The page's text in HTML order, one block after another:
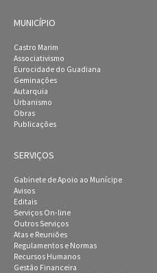
MUNICÍPIO
Castro Marim
Associativismo
Eurocidade do Guadiana
Geminações
Autarquia
Urbanismo
Obras
Publicações
SERVIÇOS
Gabinete de Apoio ao Munícipe
Avisos
Editais
Serviços On-line
Outros Serviços
Atas e Reuniões
Regulamentos e Normas
Recursos Humanos
Gestão Financeira